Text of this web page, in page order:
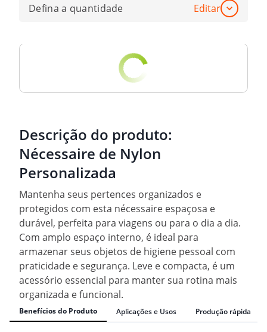
Defina a quantidade Editar
Descrição do produto:
Nécessaire de Nylon
Personalizada
Mantenha seus pertences organizados e
protegidos com esta nécessaire espaçosa e
durável, perfeita para viagens ou para o dia a dia.
Com amplo espaço interno, é ideal para
armazenar seus objetos de higiene pessoal com
praticidade e segurança. Leve e compacta, é um
acessório essencial para manter sua rotina mais
organizada e funcional.
Benefícios do Produto Aplicações e Usos Produção rápida